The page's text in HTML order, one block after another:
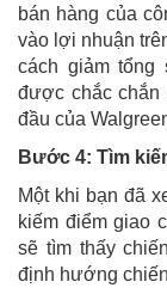
bán hàng của
vào lợi nhuận
cách giảm tổng
được chắc
đầu của
Bước 4: Tìm
Một khi bạn đã
kiếm điểm giao
sẽ tìm thấy
định hướng